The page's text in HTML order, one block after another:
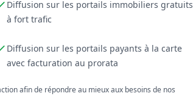
Diffusion sur les portails immobiliers gratuits
à fort trafic
Diffusion sur les portails payants à la carte
avec facturation au prorata
afin de répondre au mieux aux besoins de nos